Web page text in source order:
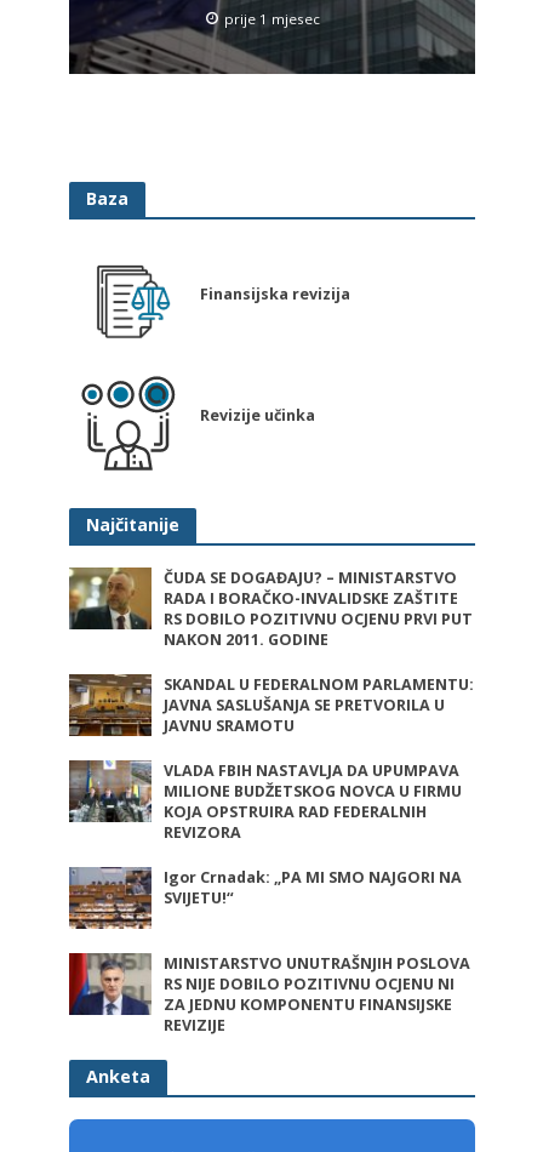
prije 1 mjesec
Baza
Finansijska revizija
Revizije učinka
Najčitanije
ČUDA SE DOGAĐAJU? – MINISTARSTVO
RADA I BORAČKO-INVALIDSKE ZAŠTITE
RS DOBILO POZITIVNU OCJENU PRVI PUT
NAKON 2011. GODINE
SKANDAL U FEDERALNOM PARLAMENTU:
JAVNA SASLUŠANJA SE PRETVORILA U
JAVNU SRAMOTU
VLADA FBIH NASTAVLJA DA UPUMPAVA
MILIONE BUDŽETSKOG NOVCA U FIRMU
KOJA OPSTRUIRA RAD FEDERALNIH
REVIZORA
Igor Crnadak: „PA MI SMO NAJGORI NA
SVIJETU!“
MINISTARSTVO UNUTRAŠNJIH POSLOVA
RS NIJE DOBILO POZITIVNU OCJENU NI
ZA JEDNU KOMPONENTU FINANSIJSKE
REVIZIJE
Anketa